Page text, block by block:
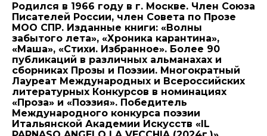
Родился в 1966 году в г. Москве. Член Союза
Писателей России, член Совета по Прозе
МОО СПР. Изданные книги: «Волны
забытого лета», «Хроника карантина»,
«Маша», «Стихи. Избранное». Более 90
публикаций в различных альманахах и
сборниках Прозы и Поэзии. Многократный
Лауреат Международных и Всероссийских
литературных Конкурсов в номинациях
«Проза» и «Поэзия». Победитель
Международного конкурса поэзии
Итальянской Академии Искусств «IL